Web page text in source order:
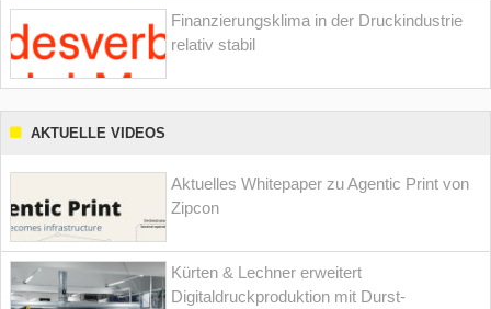
Finanzierungsklima in der Druckindustrie
relativ stabil
AKTUELLE VIDEOS
Aktuelles Whitepaper zu Agentic Print von
Zipcon
Kürten & Lechner erweitert
Digitaldruckproduktion mit Durst-